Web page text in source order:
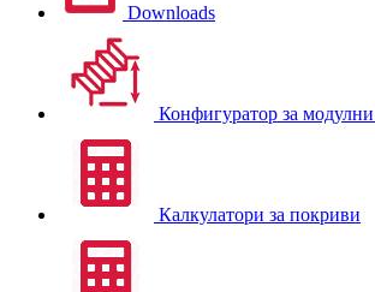
Downloads
Конфигуратор за
Калкулатори за покриви